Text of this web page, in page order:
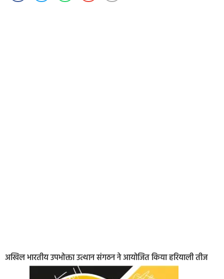
अखिल भारतीय उपभोक्ता उत्थान संगठन ने आयोजित किया हरियाली तीज